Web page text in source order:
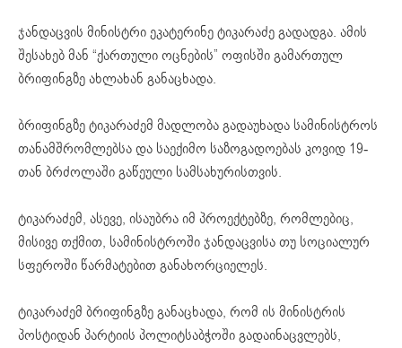
ჯანდაცვის მინისტრი ეკატერინე ტიკარაძე გადადგა. ამის
შესახებ მან “ქართული ოცნების” ოფისში გამართულ
ბრიფინგზე ახლახან განაცხადა.
ბრიფინგზე ტიკარაძემ მადლობა გადაუხადა სამინისტროს
თანამშრომლებსა და საექიმო საზოგადოებას კოვიდ 19-
თან ბრძოლაში გაწეული სამსახურისთვის.
ტიკარაძემ, ასევე, ისაუბრა იმ პროექტებზე, რომლებიც,
მისივე თქმით, სამინისტროში ჯანდაცვისა თუ სოციალურ
სფეროში წარმატებით განახორციელეს.
ტიკარაძემ ბრიფინგზე განაცხადა, რომ ის მინისტრის
პოსტიდან პარტიის პოლიტსაბჭოში გადაინაცვლებს,